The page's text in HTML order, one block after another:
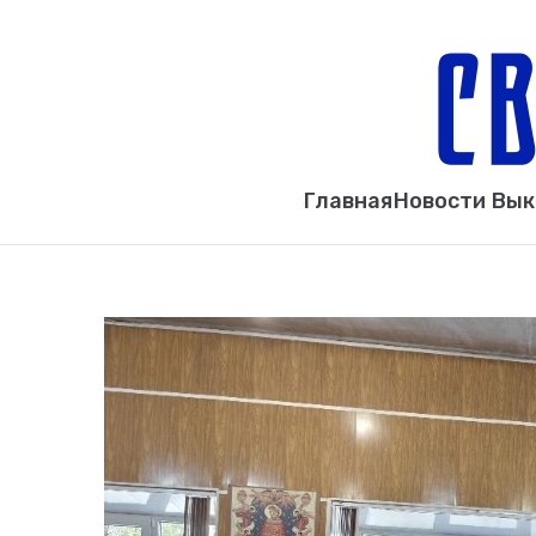
ГлавнаяНовости